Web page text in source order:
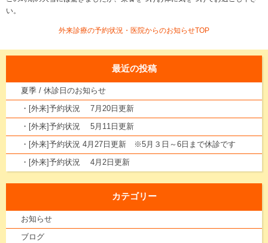
い。
外来診療の予約状況・医院からのお知らせTOP
最近の投稿
夏季 / 休診日のお知らせ
・[外来]予約状況 7月20日更新
・[外来]予約状況 5月11日更新
・[外来]予約状況 4月27日更新 ※5月３日～6日まで休診です
・[外来]予約状況 4月2日更新
カテゴリー
お知らせ
ブログ